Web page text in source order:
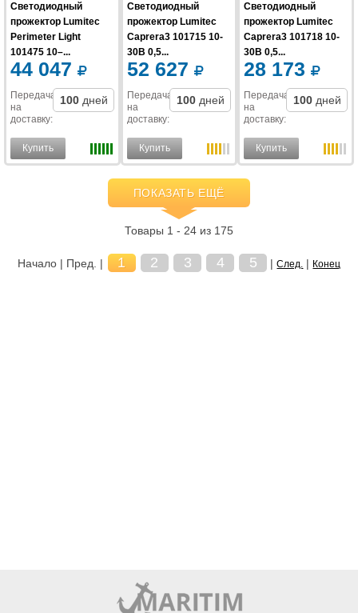
Светодиодный
прожектор Lumitec
Perimeter Light
101475 10–...
44 047
Передача
на
доставку:
100 дней
Купить
Светодиодный
прожектор Lumitec
Caprera3 101715 10-
30В 0,5...
52 627
Передача
на
доставку:
100 дней
Купить
Светодиодный
прожектор Lumitec
Caprera3 101718 10-
30В 0,5...
28 173
Передача
на
доставку:
100 дней
Купить
ПОКАЗАТЬ ЕЩЁ
Товары 1 - 24 из 175
Начало | Пред. | 1 2 3 4 5 |След. | Конец